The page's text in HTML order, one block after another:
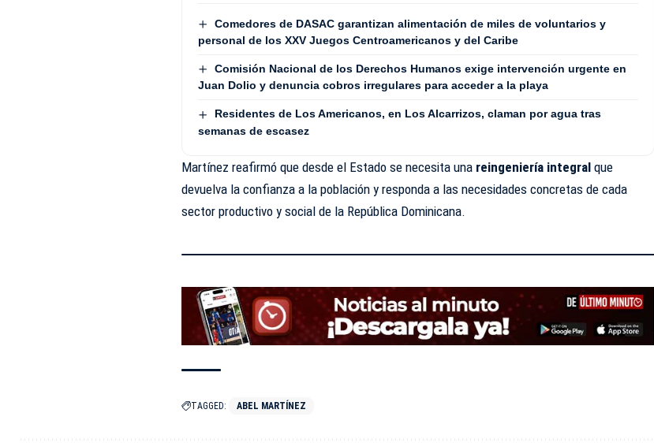
Comedores de DASAC garantizan alimentación de miles de voluntarios y
personal de los XXV Juegos Centroamericanos y del Caribe
Comisión Nacional de los Derechos Humanos exige intervención urgente en
Juan Dolio y denuncia cobros irregulares para acceder a la playa
Residentes de Los Americanos, en Los Alcarrizos, claman por agua tras
semanas de escasez
Martínez reafirmó que desde el Estado se necesita una reingeniería integral que
devuelva la confianza a la población y responda a las necesidades concretas de cada
sector productivo y social de la República Dominicana.
TAGGED: ABEL MARTÍNEZ